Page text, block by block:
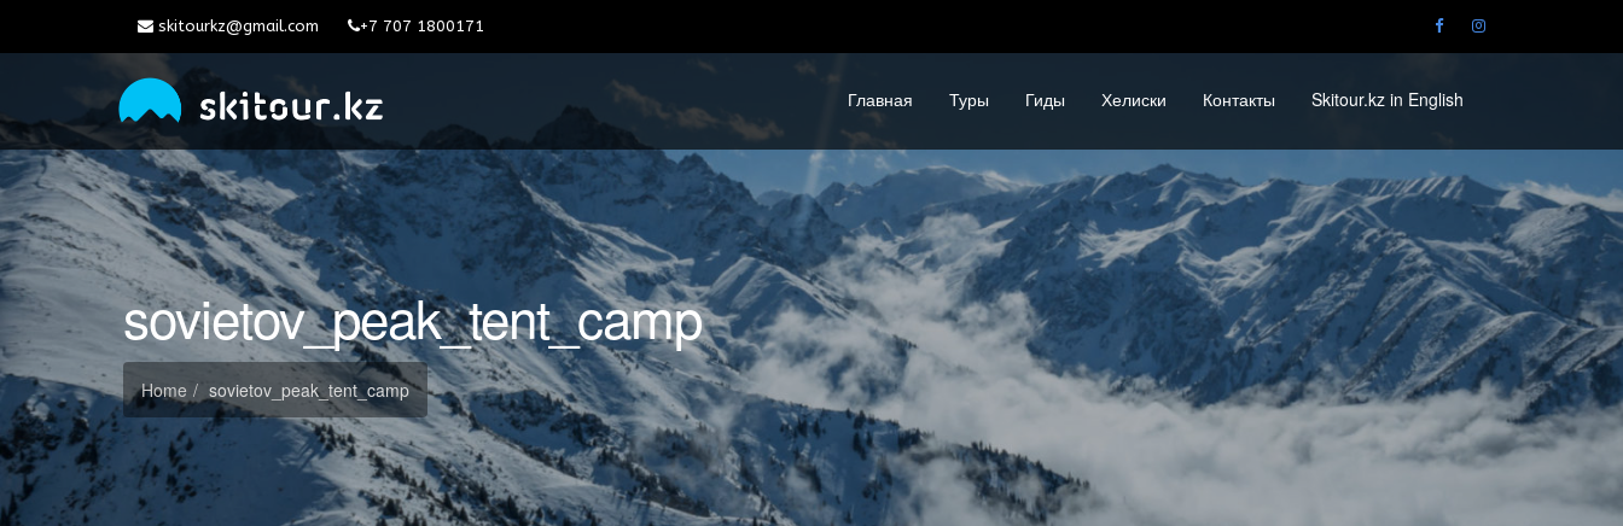
skitourkz@gmail.com +7 707 1800171
Главная Туры Гиды Хелиски Контакты Skitour.kz in English
sovietov_peak_tent_camp
Home sovietov_peak_tent_camp